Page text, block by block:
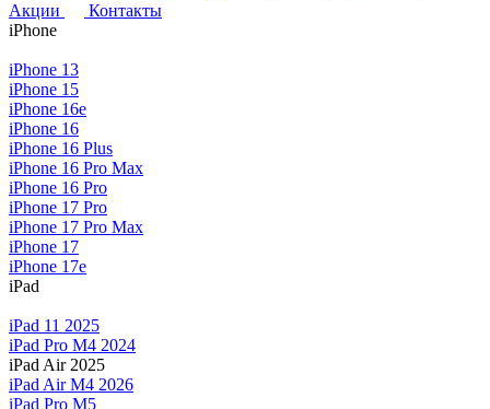
Акции
Контакты
iPhone
iPhone 13
iPhone 15
iPhone 16e
iPhone 16
iPhone 16 Plus
iPhone 16 Pro Max
iPhone 16 Pro
iPhone 17 Pro
iPhone 17 Pro Max
iPhone 17
iPhone 17e
iPad
iPad 11 2025
iPad Pro M4 2024
iPad Air 2025
iPad Air M4 2026
iPad Pro M5